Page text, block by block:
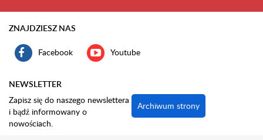
ZNAJDZIESZ NAS
Facebook Youtube
NEWSLETTER
Zapisz się do naszego newslettera
i bądź informowany o
nowościach.
Archiwum strony